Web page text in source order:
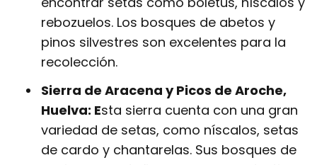
rebozuelos. Los bosques de abetos y
pinos silvestres son excelentes para la
recolección.
Sierra de Aracena y Picos de Aroche,
Huelva: Esta sierra cuenta con una gran
variedad de setas, como níscalos, setas
de cardo y chantarelas. Sus bosques de